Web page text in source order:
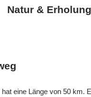
Natur &
eine Länge von 50 km.